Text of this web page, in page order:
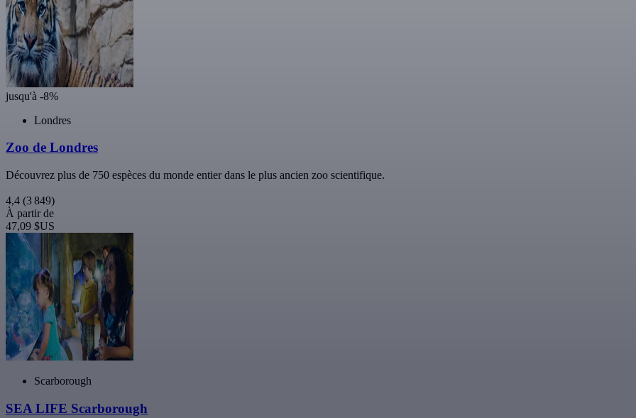
jusqu'à -8%
Londres
Zoo de Londres
Découvrez plus de 750 espèces du monde entier dans le plus ancien zoo scientifique.
4,4 (3 849)
À partir de
47,09 $US
Scarborough
SEA LIFE Scarborough